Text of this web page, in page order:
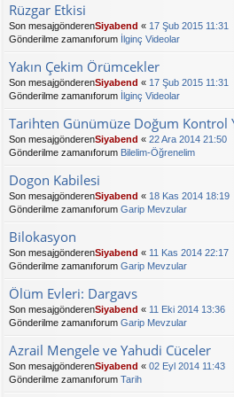
Rüzgar Etkisi
Son mesajgönderenSiyabend « 17 Şub 2015 11:31
Gönderilme zamanıforum
İlginç Videolar
Yakın Çekim Örümcekler
Son mesajgönderenSiyabend « 17 Şub 2015 11:31
Gönderilme zamanıforum
İlginç Videolar
Tarihten Günümüze Doğum Kontrol
Son mesajgönderenSiyabend « 22 Ara 2014 21:50
Gönderilme zamanıforum Bilelim-Öğrenelim
Dogon Kabilesi
Son mesajgönderenSiyabend « 18 Kas 2014 18:19
Gönderilme zamanıforum Garip Mevzular
Bilokasyon
Son mesajgönderenSiyabend « 11 Kas 2014 22:17
Gönderilme zamanıforum Garip Mevzular
Ölüm Evleri: Dargavs
Son mesajgönderenSiyabend « 11 Eki 2014 13:36
Gönderilme zamanıforum Garip Mevzular
Azrail Mengele ve Yahudi Cüceler
Son mesajgönderenSiyabend « 02 Eyl 2014 11:43
Gönderilme zamanıforum Tarih